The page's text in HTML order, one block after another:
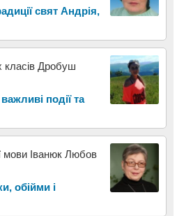
свят Андрія,
класів Дробуш
події та
мови Іванюк Любов
обійми і